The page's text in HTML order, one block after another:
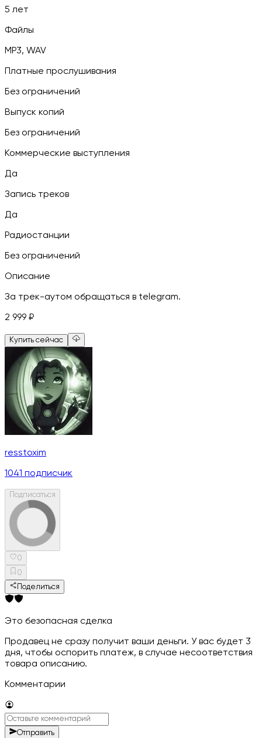
5 лет
Файлы
MP3, WAV
Платные прослушивания
Без ограничений
Выпуск копий
Без ограничений
Коммерческие выступления
Да
Запись треков
Да
Радиостанции
Без ограничений
Описание
За трек-аутом обращаться в telegram.
2 999 ₽
Купить сейчас
resstoxim
1041 подписчик
Подписаться
0
0
Поделиться
Это безопасная сделка
Продавец не сразу получит ваши деньги. У вас будет 3
дня, чтобы оспорить платеж, в случае несоответствия
товара описанию.
Комментарии
Отправить